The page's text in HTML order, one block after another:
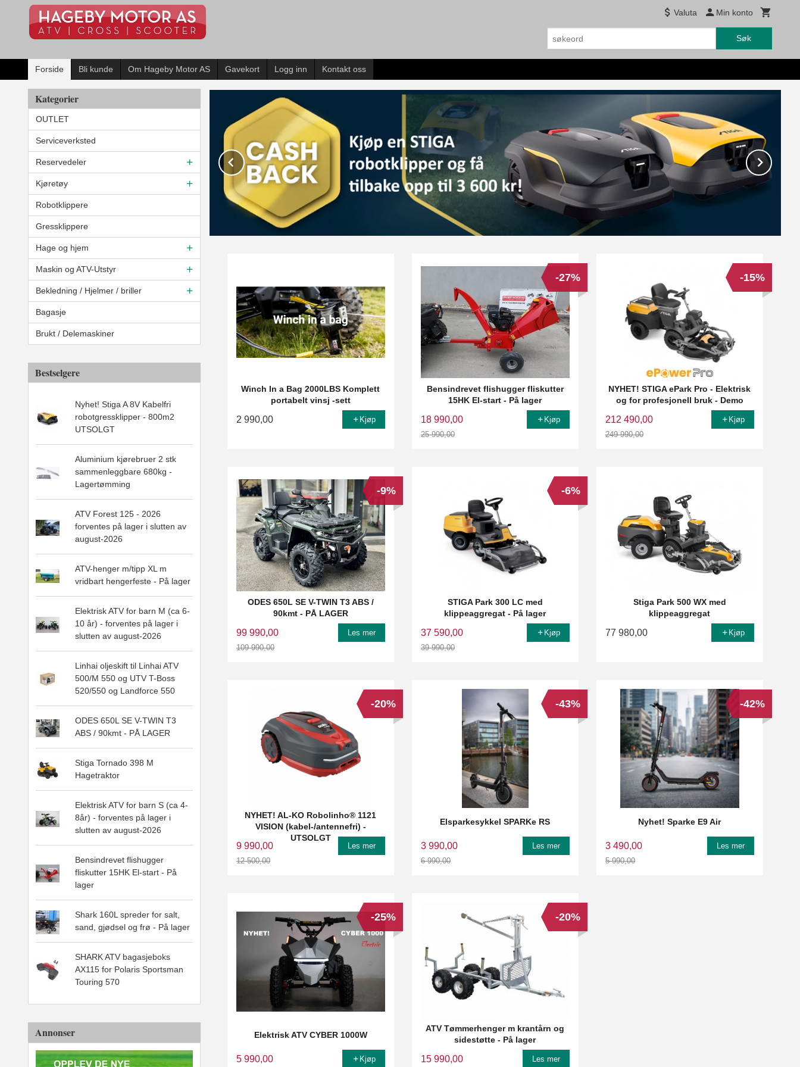
innholdet
Valuta Min konto
Søk
Forside Bli kunde Om Hageby Motor AS Gavekort Logg inn Kontakt oss
Kategorier
OUTLET
Serviceverksted
Reservedeler
Kjøretøy
Robotklippere
Gressklippere
Hage og hjem
Maskin og ATV-Utstyr
Bekledning / Hjelmer / briller
Bagasje
Brukt / Delemaskiner
Bestselgere
Nyhet! Stiga A 8V Kabelfri
robotgressklipper - 800m2
UTSOLGT
Aluminium kjørebruer 2 stk
sammenleggbare 680kg -
Lagertømming
ATV Forest 125 - 2026
forventes på lager i slutten av
august-2026
ATV-henger m/tipp XL m
vridbart hengerfeste - På lager
Elektrisk ATV for barn M (ca 6-
10 år) - forventes på lager i
slutten av august-2026
Linhai oljeskift til Linhai ATV
500/M 550 og UTV T-Boss
520/550 og Landforce 550
ODES 650L SE V-TWIN T3
ABS / 90kmt - PÅ LAGER
Stiga Tornado 398 M
Hagetraktor
Elektrisk ATV for barn S (ca 4-
8år) - forventes på lager i
slutten av august-2026
Bensindrevet flishugger
fliskutter 15HK El-start - På
lager
Shark 160L spreder for salt,
sand, gjødsel og frø - På lager
SHARK ATV bagasjeboks
AX115 for Polaris Sportsman
Touring 570
Annonser
Prev Next
Winch In a Bag 2000LBS Komplett
portabelt vinsj -sett
2 990,00 Kjøp
Bensindrevet flishugger fliskutter
15HK El-start - På lager
18 990,00
25 990,00
-27%
Kjøp
NYHET! STIGA ePark Pro - Elektrisk
og for profesjonell bruk - Demo
212 490,00
249 990,00
-15%
Kjøp
ODES 650L SE V-TWIN T3 ABS /
90kmt - PÅ LAGER
99 990,00
109 990,00
-9%
Les mer
STIGA Park 300 LC med
klippeaggregat - På lager
37 590,00
39 990,00
-6%
Kjøp
Stiga Park 500 WX med
klippeaggregat
77 980,00 Kjøp
NYHET! AL-KO Robolinho® 1121
VISION (kabel-/antennefri) -
UTSOLGT
9 990,00
12 500,00
-20%
Les mer
Elsparkesykkel SPARKe RS
3 990,00
6 990,00
-43%
Les mer
Nyhet! Sparke E9 Air
3 490,00
5 990,00
-42%
Les mer
Elektrisk ATV CYBER 1000W
5 990,00
-25%
Kjøp
ATV Tømmerhenger m krantårn og
sidestøtte - På lager
15 990,00
-20%
Les mer